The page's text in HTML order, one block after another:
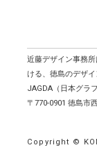
近藤デザイン事務
ける、徳島のデザイ
JAGDA（日本グラ
〒770-0901 徳島
Copyright ©